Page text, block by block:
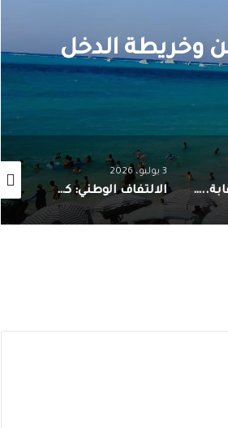
وخريطة الدخل
سوق تحت الرقابة.. هل انتهت تلاعبات شركات الصرافة بسعر الدولار؟
3 يوليو، 2026
الالتفاف الوطني: كيف عزز المنتخب المصري مشاعر الانتماء لدى الجماهير؟